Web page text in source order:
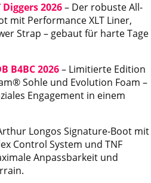
2026– Der robuste All-
mit Performance XLT Liner,
Strap – gebaut für harte Tage
B4BC 2026– Limitierte Edition
Sohle und Evolution Foam –
Engagement in einem
Longos Signature-Boot mit
Control System und TNF
Anpassbarkeit und